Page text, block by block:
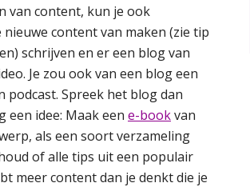
van content, kun je ook
content van maken (zie tip
schrijven en er een blog van
Je zou ook van een blog een
Spreek het blog dan
idee: Maak een e-bookvan
als een soort verzameling
of alle tips uit een populair
meer content dan je denkt die je